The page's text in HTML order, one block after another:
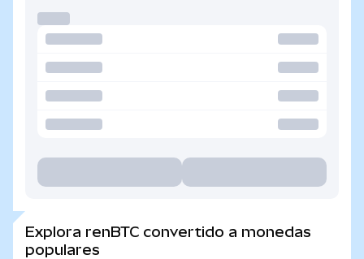
Explora renBTC convertido a monedas
populares